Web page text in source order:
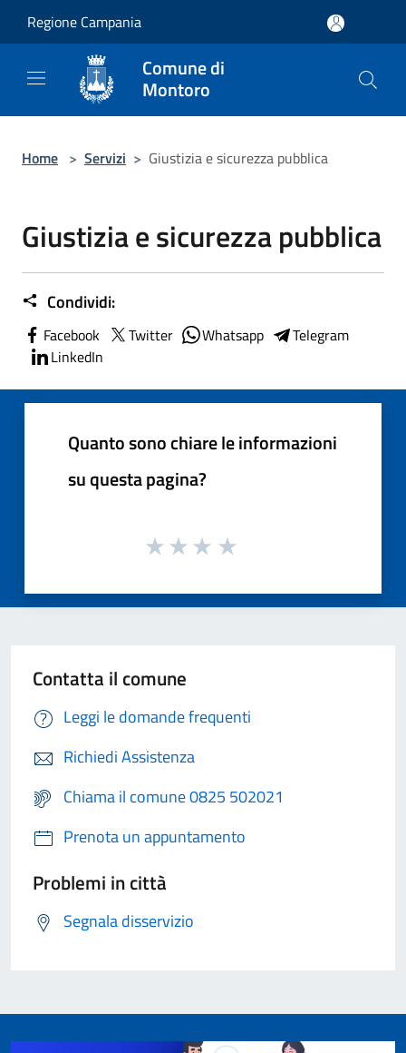
Regione Campania
Comune di
Montoro
Home > Servizi > Giustizia e sicurezza pubblica
Giustizia e sicurezza pubblica
Condividi:
Facebook Twitter Whatsapp
Telegram
LinkedIn
Quanto sono chiare le informazioni
su questa pagina?
Contatta il comune
Leggi le domande frequenti
Richiedi Assistenza
Chiama il comune 0825 502021
Prenota un appuntamento
Problemi in città
Segnala disservizio